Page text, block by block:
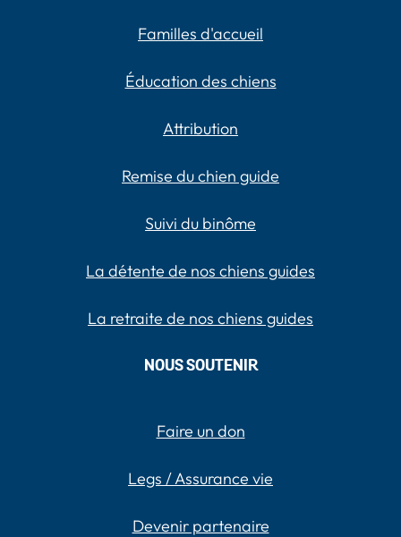
Familles d'accueil
Éducation des chiens
Attribution
Remise du chien guide
Suivi du binôme
La détente de nos chiens guides
La retraite de nos chiens guides
NOUS SOUTENIR
Faire un don
Legs / Assurance vie
Devenir partenaire